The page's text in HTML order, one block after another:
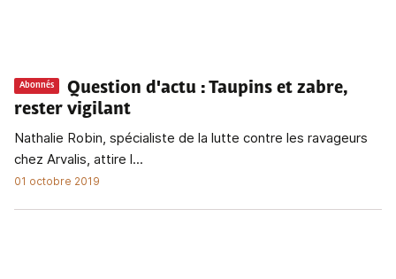
Abonnés Question d'actu : Taupins et zabre,
rester vigilant
Nathalie Robin, spécialiste de la lutte contre les ravageurs
chez Arvalis, attire l...
01 octobre 2019